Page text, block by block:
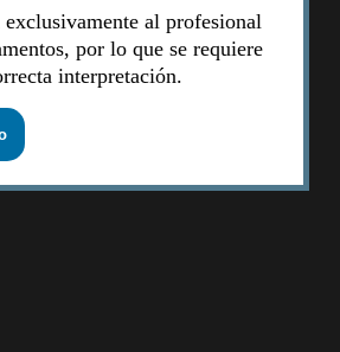
al profesional
por lo que se requiere
interpretación.